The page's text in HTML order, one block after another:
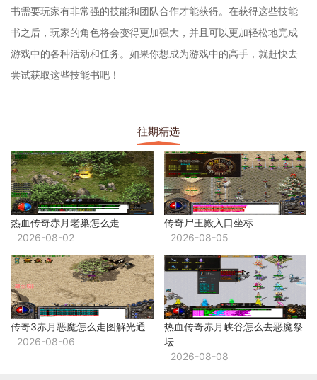
书需要玩家有非常强的技能和团队合作才能获得。在获得这些技能
书之后，玩家的角色将会变得更加强大，并且可以更加轻松地完成
游戏中的各种活动和任务。如果你想成为游戏中的高手，就赶快去
尝试获取这些技能书吧！
往期精选
热血传奇赤月老巢怎么走
2026-08-02
传奇尸王殿入口坐标
2026-08-05
传奇3赤月恶魔怎么走图解光通
2026-08-06
热血传奇赤月峡谷怎么去恶魔祭
坛
2026-08-08